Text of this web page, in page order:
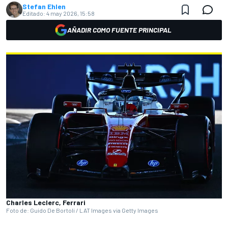
Stefan Ehlen
Editado: 4 may 2026, 15:58
AÑADIR COMO FUENTE PRINCIPAL
Charles Leclerc, Ferrari
Foto de: Guido De Bortoli / LAT Images via Getty Images